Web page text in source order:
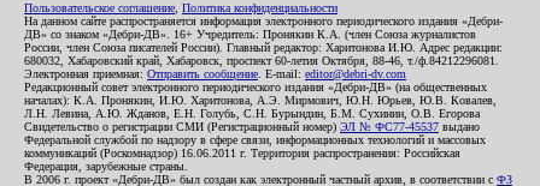
Пользовательское соглашение Политика конфиденциальности
На данном сайте распространяется информация электронного периодического издания «Дебри-
ДВ» со знаком «Дебри-ДВ». 16+ Учредитель: Пронякин К.А. (член Союза журналистов
России, член Союза писателей России). Главный редактор: Харитонова И.Ю. Адрес редакции:
680032, Хабаровский край, Хабаровск, проспект 60-летия Октября, 88-46, т./ф.84212296081.
Электронная приемная: Отправить сообщение . E-mail: editor@debri-dv.com
Редакционный совет электронного периодического издания «Дебри-ДВ» (на общественных
началах): К.А. Пронякин, И.Ю. Харитонова, А.Э. Мирмович, Ю.Н. Юрьев, Ю.В. Ковалев,
Л.Н. Левина, А.Ю. Жданов, Е.Н. Голубь, С.Н. Бурындин, Б.М. Сухинин, О.В. Егорова
Свидетельство о регистрации СМИ (Регистрационный номер) ЭЛ № ФС77-45537 выдано
Федеральной службой по надзору в сфере связи, информационных технологий и массовых
коммуникаций (Роскомнадзор) 16.06.2011 г. Территория распространения: Российская
Федерация, зарубежные страны.
В 2006 г. проект «Дебри-ДВ» был создан как электронный частный архив, в соответствии с ФЗ